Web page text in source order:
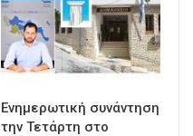
Ενημερωτική συνάντηση
την Τετάρτη στο